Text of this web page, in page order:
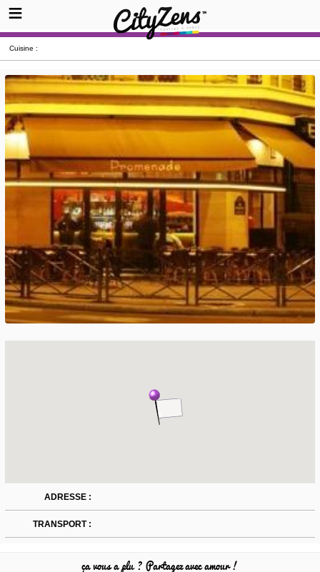
Cuisine :
ADRESSE :
TRANSPORT :
ça vous a plu ? Partagez avec amour !